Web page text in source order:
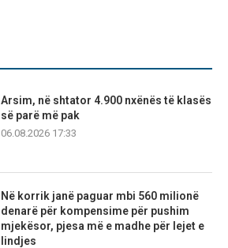
Arsim, në shtator 4.900 nxënës të klasës
së parë më pak
06.08.2026 17:33
Në korrik janë paguar mbi 560 milionë
denarë për kompensime për pushim
mjekësor, pjesa më e madhe për lejet e
lindjes